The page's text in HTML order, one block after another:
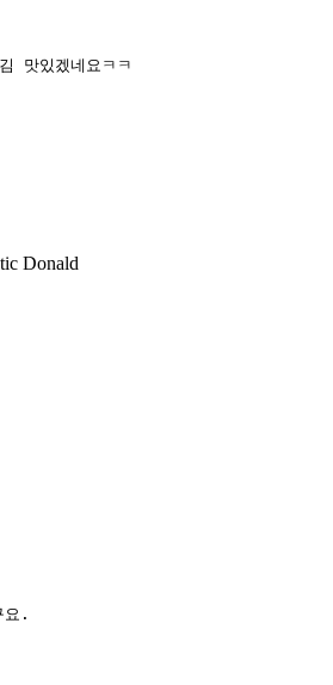
맛있겠네요ㅋㅋ
Donald
요.